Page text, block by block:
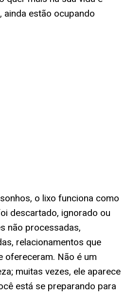
ainda estão ocupando
o lixo funciona como
descartado, ignorado ou
não processadas,
relacionamentos que
ofereceram. Não é um
muitas vezes, ele aparece
está se preparando para